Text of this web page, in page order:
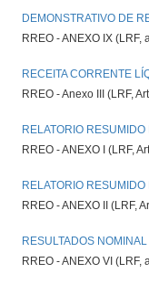
DEMONSTRATIVO DE
RREO - ANEXO IX (LRF,
RECEITA CORRENTE
RREO - Anexo III (LRF,
RELATORIO
RREO - ANEXO I (LRF,
RELATORIO
RREO - ANEXO II (LRF,
RESULTADOS NOMINAL
RREO - ANEXO VI (LRF,